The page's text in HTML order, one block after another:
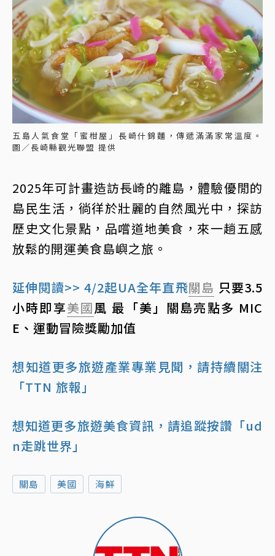
五島人氣食堂「蜜柑屋」長崎什錦麵，傳遞滿滿家常溫度。
圖／長崎縣觀光聯盟 提供
2025年可計畫造訪長崎的離島，體驗優閒的
島民生活，徜徉於壯麗的自然風光中，探訪
歷史文化景點，品嚐道地美食，來一趟五感
放鬆的開運美食島嶼之旅。
延伸閱讀>> 4/2起UA全年直飛關島 只要3.5
小時即享美國風 最「美」關島亮點多 MIC
E、運動冒險獎勵加值
想知道更多旅遊產業專業見聞，請持續關注
「TTN 旅報」
想知道更多旅遊美食資訊，請追蹤按讚「ud
n走跳世界」
關島 美國 海鮮